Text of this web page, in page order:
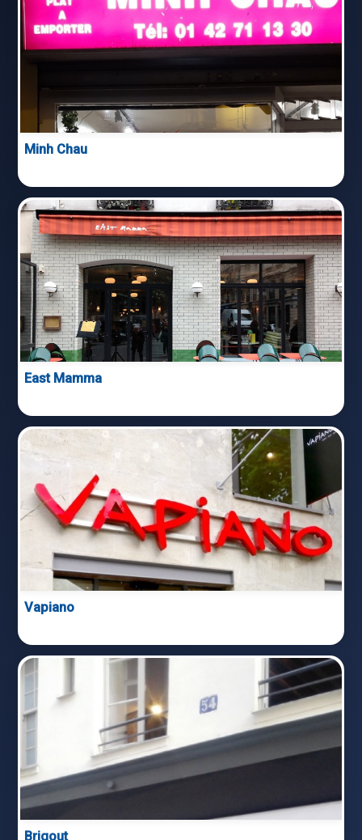
Minh Chau
East Mamma
Vapiano
Brigout